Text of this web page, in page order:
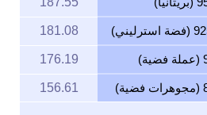
181.08
176.19
156.61